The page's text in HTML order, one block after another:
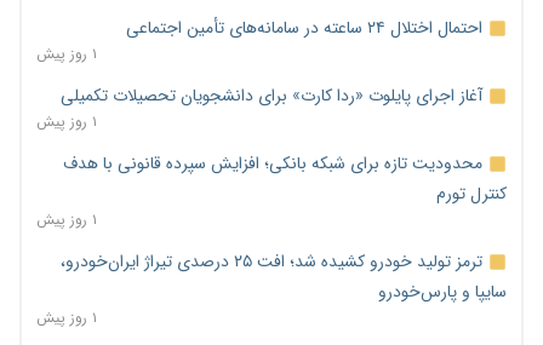
احتمال اختلال ۲۴ ساعته در سامانه‌های تأمین اجتماعی
۱ روز پیش
آغاز اجرای پایلوت «ردا کارت» برای دانشجویان تحصیلات تکمیلی
۱ روز پیش
محدودیت تازه برای شبکه بانکی؛ افزایش سپرده قانونی با هدف
کنترل تورم
۱ روز پیش
ترمز تولید خودرو کشیده شد؛ افت ۲۵ درصدی تیراژ ایران‌خودرو،
سایپا و پارس‌خودرو
۱ روز پیش